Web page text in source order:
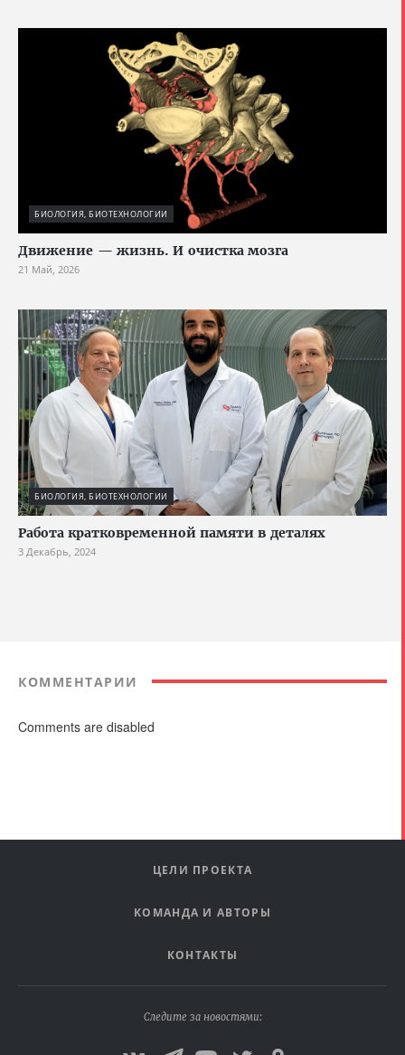
БИОЛОГИЯ, БИОТЕХНОЛОГИИ
Движение — жизнь. И очистка мозга
21 Май, 2026
БИОЛОГИЯ, БИОТЕХНОЛОГИИ
Работа кратковременной памяти в деталях
3 Декабрь, 2024
КОММЕНТАРИИ
Comments are disabled
ЦЕЛИ ПРОЕКТА
КОМАНДА И АВТОРЫ
КОНТАКТЫ
Следите за новостями: